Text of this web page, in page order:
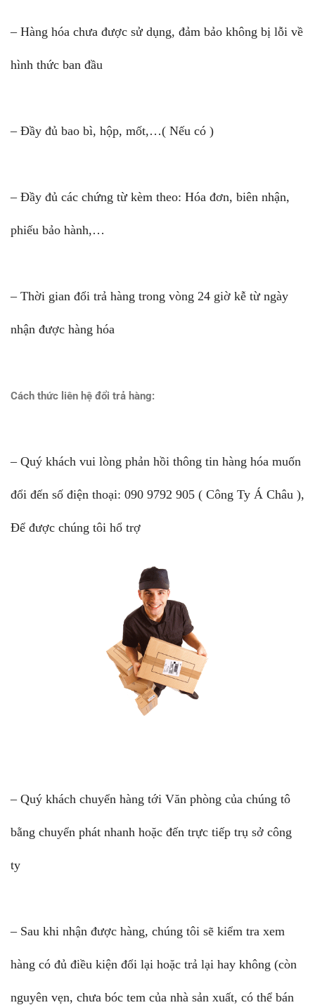
– Hàng hóa chưa được sử dụng, đảm bảo không bị lỗi về
hình thức ban đầu
– Đầy đủ bao bì, hộp, mốt,…( Nếu có )
– Đầy đủ các chứng từ kèm theo: Hóa đơn, biên nhận,
phiếu bảo hành,…
– Thời gian đổi trả hàng trong vòng 24 giờ kễ từ ngày
nhận được hàng hóa
Cách thức liên hệ đổi trả hàng:
– Quý khách vui lòng phản hồi thông tin hàng hóa muốn
đổi đến số điện thoại: 090 9792 905 ( Công Ty Á Châu ),
Để được chúng tôi hổ trợ
– Quý khách chuyển hàng tới Văn phòng của chúng tô
bằng chuyển phát nhanh hoặc đến trực tiếp trụ sở công
ty
– Sau khi nhận được hàng, chúng tôi sẽ kiểm tra xem
hàng có đủ điều kiện đổi lại hoặc trả lại hay không (còn
nguyên vẹn, chưa bóc tem của nhà sản xuất, có thể bán